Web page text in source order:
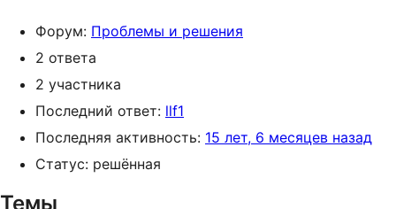
Форум: Проблемы и решения
2 ответа
2 участника
Последний ответ: llf1
Последняя активность: 15 лет, 6 месяцев назад
Статус: решённая
Темы